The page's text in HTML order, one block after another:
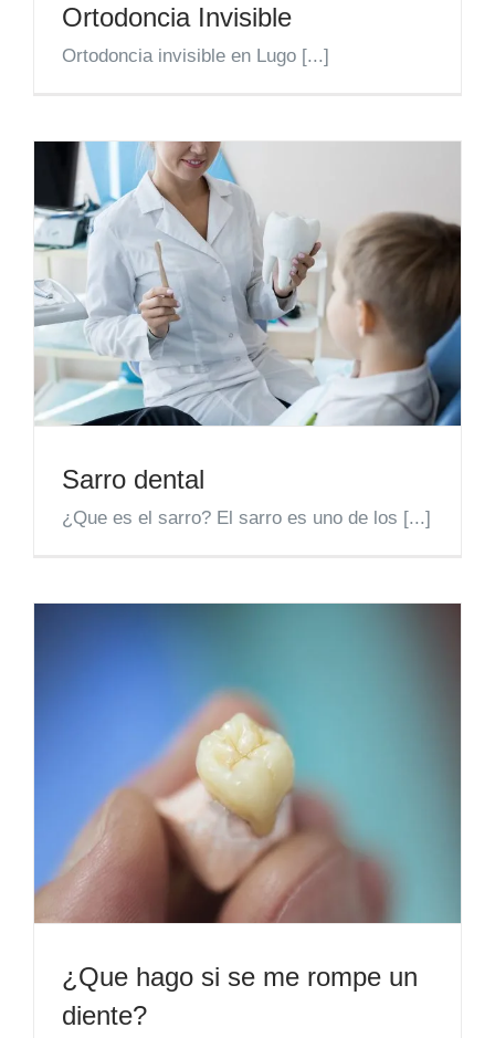
Ortodoncia Invisible
Ortodoncia invisible en Lugo [...]
Sarro dental
¿Que es el sarro? El sarro es uno de los [...]
¿Que hago si se me rompe un
diente?